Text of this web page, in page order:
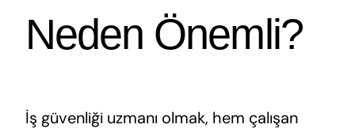
Neden Önemli?
İş güvenliği uzmanı olmak, hem çalışan